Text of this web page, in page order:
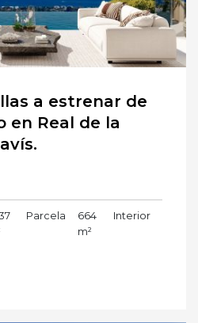
a estrenar de
en Real de la
Parcela
664
m²
Interior